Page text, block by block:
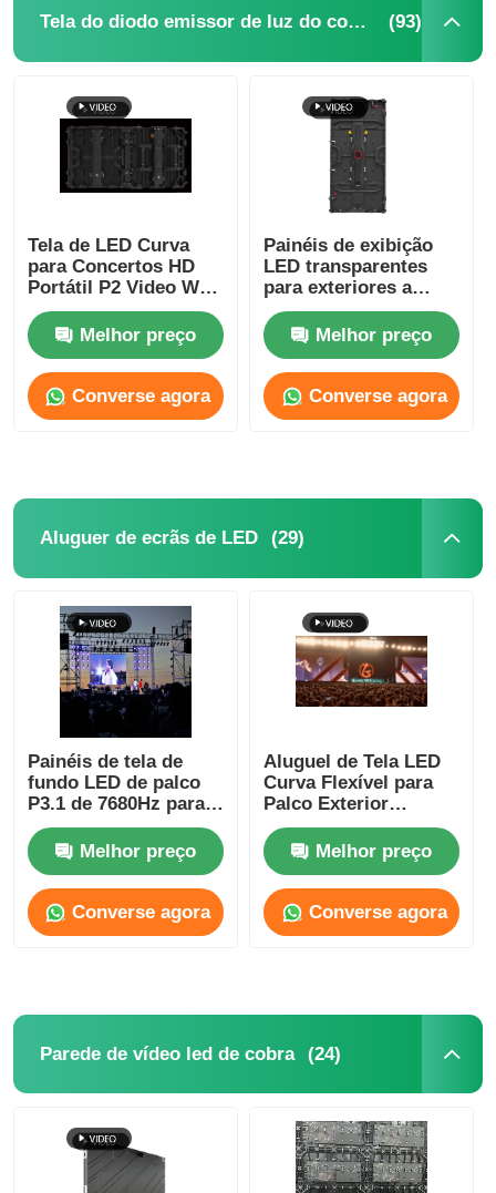
Tela do diodo emissor de luz do concerto (93)
Tela de LED Curva
para Concertos HD
Portátil P2 Video Wall
4500cd-5000cd
Melhor preço
Converse agora
Painéis de exibição
LED transparentes
para exteriores a
cores leves P2.6 P2.9
à prova d'água
personalizados
Melhor preço
Converse agora
Aluguer de ecrãs de LED (29)
Painéis de tela de
fundo LED de palco
P3.1 de 7680Hz para
estádio de futebol de
alta resolução
Melhor preço
Converse agora
Aluguel de Tela LED
Curva Flexível para
Palco Exterior
3.91mm Shoppings
5V SDKMelhor preço
Converse agora
Parede de vídeo led de cobra (24)